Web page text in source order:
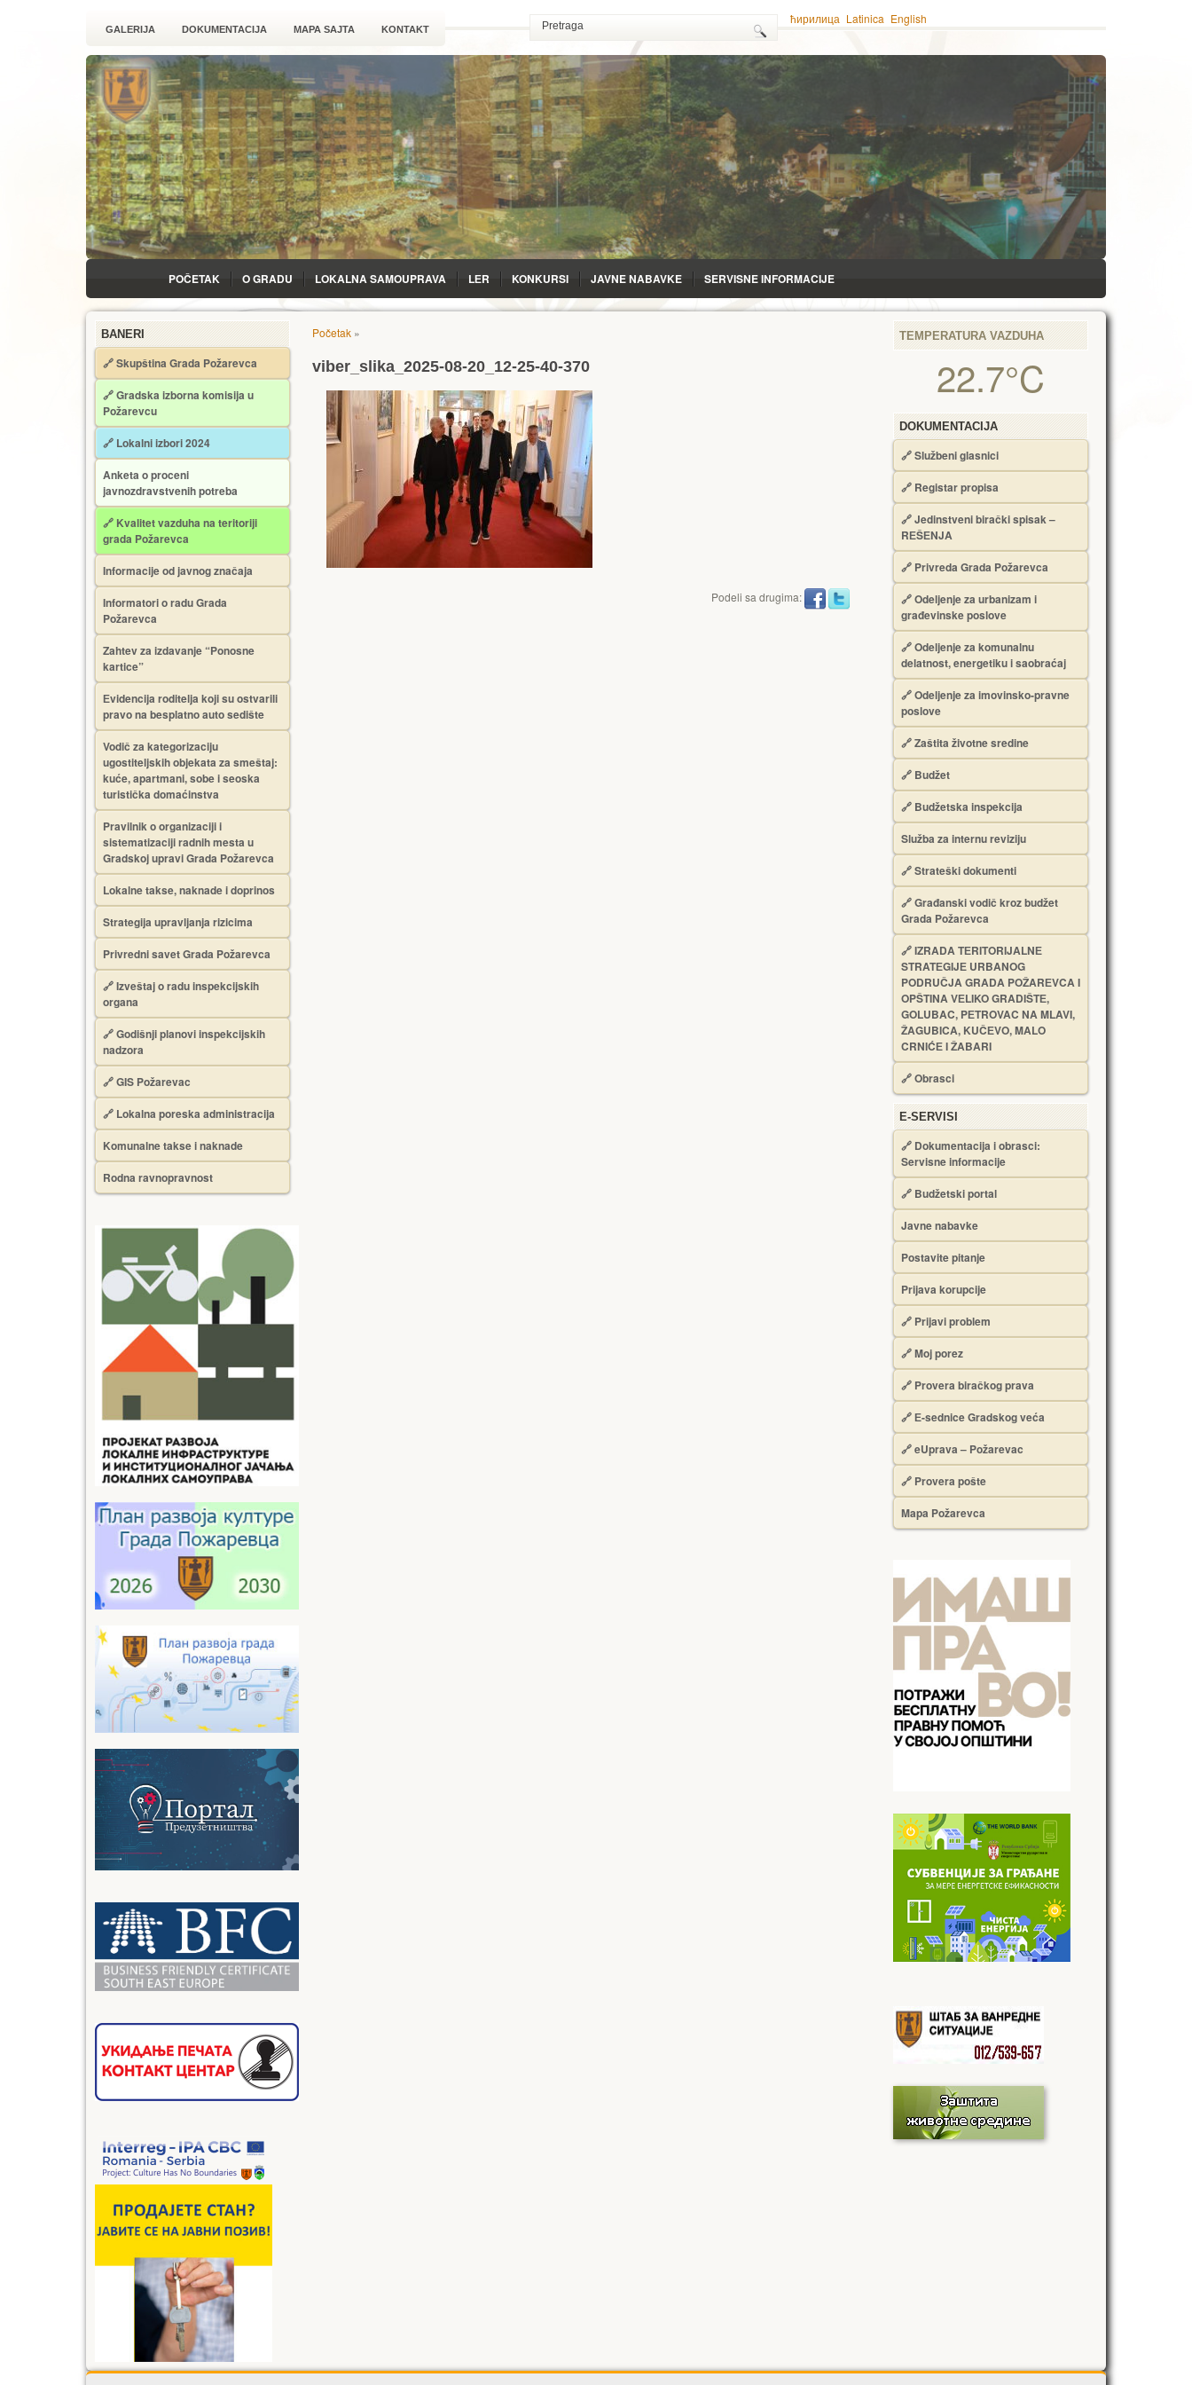
GALERIJA DOKUMENTACIJA MAPA SAJTA KONTAKT
ћирилица Latinica English
POČETAK O GRADU LOKALNA SAMOUPRAVA LЕR KONKURSI JAVNE NABAVKE SERVISNE INFORMACIJE
BANERI
🔗 Skupština Grada Požarevca
🔗Gradska izborna komisija u
Požarevcu
🔗 Lokalni izbori 2024
Anketa o proceni
javnozdravstvenih potreba
🔗 Kvalitet vazduha na teritoriji
grada Požarevca
Informacije od javnog značaja
Informatori o radu Grada
Požarevca
Zahtev za izdavanje “Ponosne
kartice”
Еvidencija roditelja koji su ostvarili
pravo na besplatno auto sedište
Vodič za kategorizaciju
ugostiteljskih objekata za smeštaj:
kuće, apartmani, sobe i seoska
turistička domaćinstva
Pravilnik o organizaciji i
sistematizaciji radnih mesta u
Gradskoj upravi Grada Požarevca
Lokalne takse, naknade i doprinos
Strategija upravljanja rizicima
Privredni savet Grada Požarevca
🔗Izveštaj o radu inspekcijskih
organa
🔗Godišnji planovi inspekcijskih
nadzora
🔗 GIS Požarevac
🔗 Lokalna poreska administracija
Komunalne takse i naknade
Rodna ravnopravnost
Početak »
viber_slika_2025-08-20_12-25-40-370
Podeli sa drugima:
TEMPERATURA VAZDUHA
22.7°C
DOKUMENTACIJA
🔗Službeni glasnici
🔗 Registar propisa
🔗Jedinstveni birački spisak –
RЕŠЕNJA
🔗 Privreda Grada Požarevca
🔗Odeljenje za urbanizam i
građevinske poslove
🔗Odeljenje za komunalnu
delatnost, energetiku i saobraćaj
🔗Odeljenje za imovinsko-pravne
poslove
🔗Zaštita životne sredine
🔗 Budžet
🔗 Budžetska inspekcija
Služba za internu reviziju
🔗Strateški dokumenti
🔗Građanski vodič kroz budžet
Grada Požarevca
🔗IZRADA TЕRITORIJALNЕ
STRATЕGIJЕ URBANOG
PODRUČJA GRADA POŽARЕVCA I
OPŠTINA VЕLIKO GRADIŠTЕ,
GOLUBAC, PЕTROVAC NA MLAVI,
ŽAGUBICA, KUČЕVO, MALO
CRNIĆЕ I ŽABARI
🔗Obrasci
Е-SERVISI
🔗 Dokumentacija i obrasci:
Servisne informacije
🔗 Budžetski portal
Javne nabavke
Postavite pitanje
Prijava korupcije
🔗 Prijavi problem
🔗 Moj porez
🔗 Provera biračkog prava
🔗 Е-sednice Gradskog veća
🔗 eUprava – Požarevac
🔗 Provera pošte
Mapa Požarevca